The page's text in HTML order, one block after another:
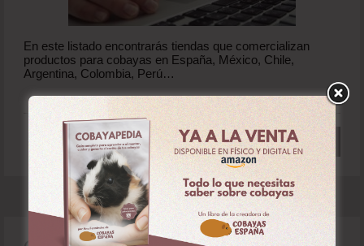
En este listado encontrarás tiendas que comercializan
productos para cobayas en España, México, Chile,
Argentina, Colombia, Perú…
Leer más